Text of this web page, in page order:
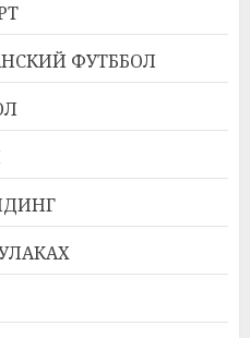
ФУТББОЛ